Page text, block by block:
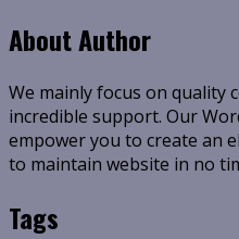
About Author
We mainly focus on quality
incredible support. Our
empower you to create an
to maintain website in no
Tags